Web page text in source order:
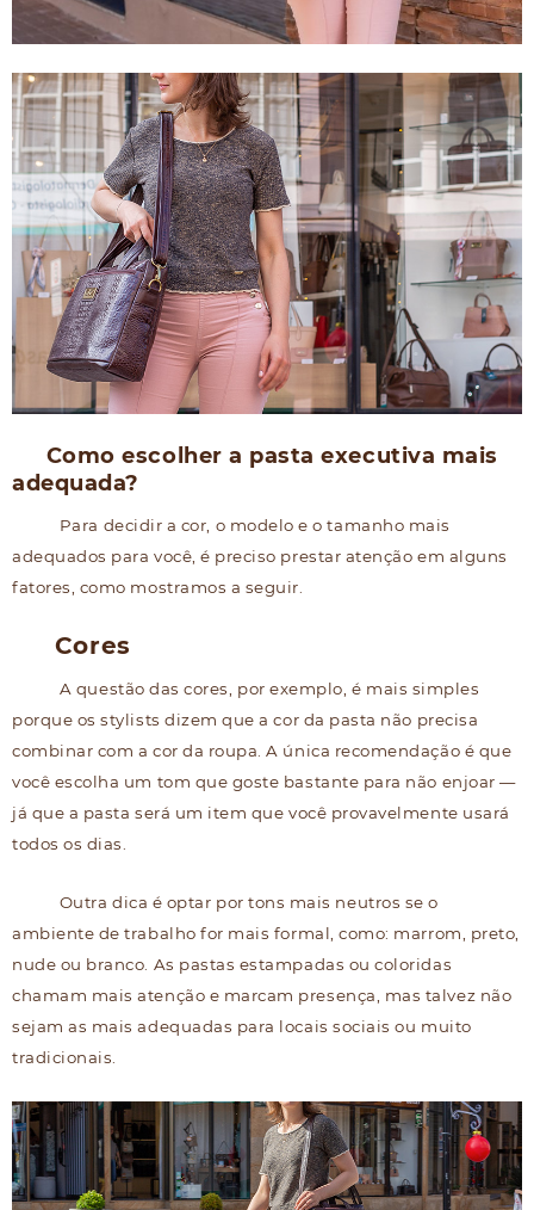
Como escolher a pasta executiva mais
adequada?
Para decidir a cor, o modelo e o tamanho mais
adequados para você, é preciso prestar atenção em alguns
fatores, como mostramos a seguir.
Cores
A questão das cores, por exemplo, é mais simples
porque os stylists dizem que a cor da pasta não precisa
combinar com a cor da roupa. A única recomendação é que
você escolha um tom que goste bastante para não enjoar —
já que a pasta será um item que você provavelmente usará
todos os dias.
Outra dica é optar por tons mais neutros se o
ambiente de trabalho for mais formal, como: marrom, preto,
nude ou branco. As pastas estampadas ou coloridas
chamam mais atenção e marcam presença, mas talvez não
sejam as mais adequadas para locais sociais ou muito
tradicionais.